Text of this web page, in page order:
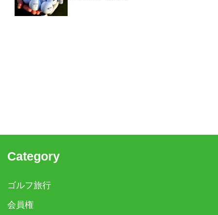
Category
ゴルフ旅行
会員権